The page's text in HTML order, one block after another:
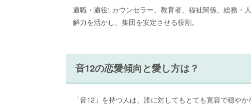
適職・適役: カウンセラー、教育者、福祉関係、総務・
解力を活かし、集団を安定させる役割。
音12の恋愛傾向と愛し方は？
「音12」を持つ人は、誰に対してもとても寛容で穏や